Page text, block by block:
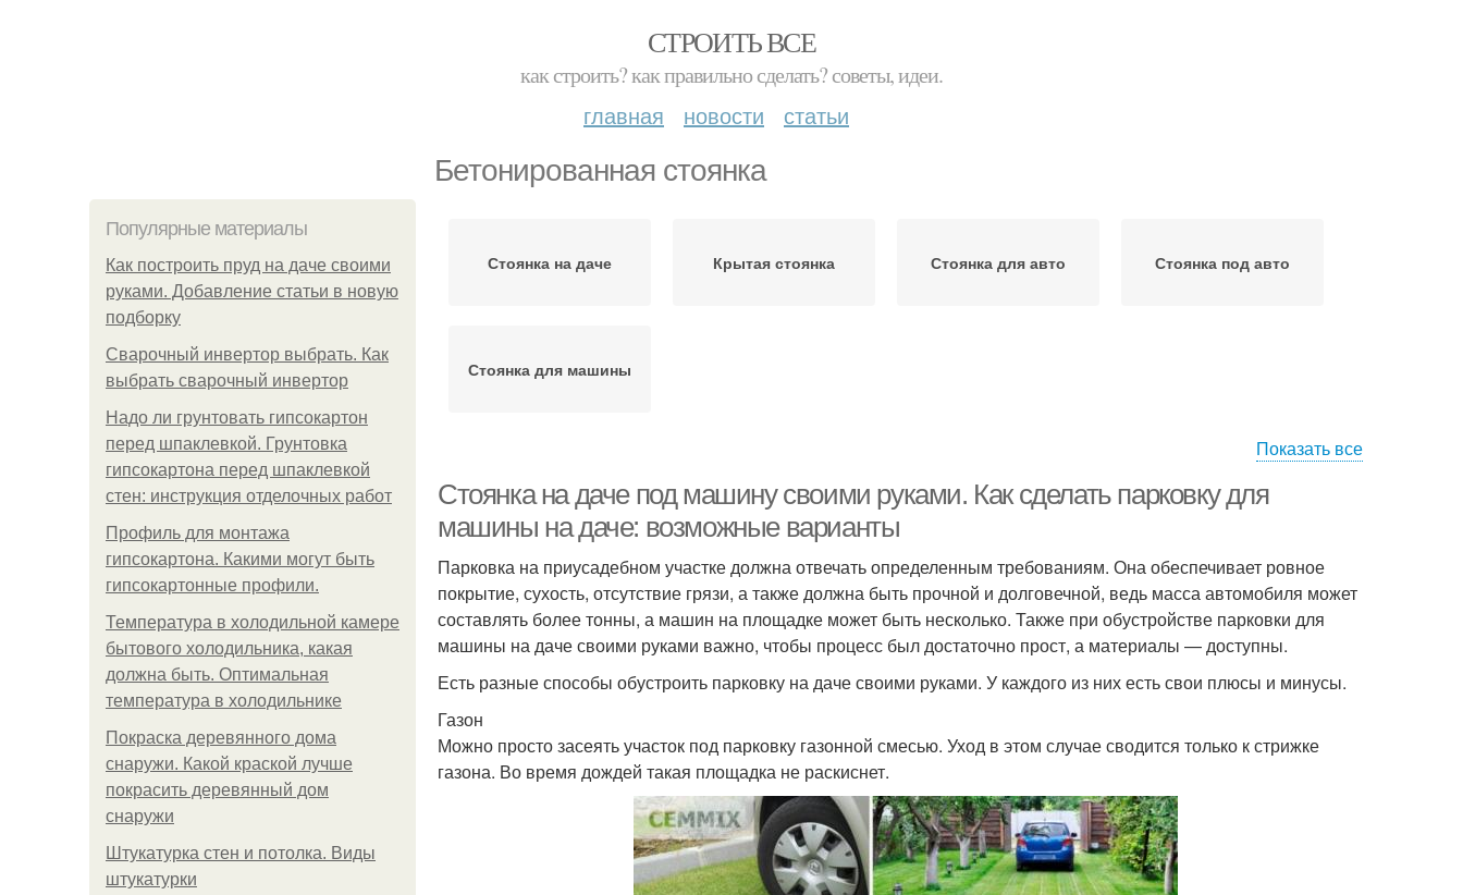
СТРОИТЬ ВСЕ
как строить? как правильно сделать? советы, идеи.
главная новости статьи
Бетонированная стоянка
Популярные материалы
Как построить пруд на даче своими
руками. Добавление статьи в новую
подборку
Сварочный инвертор выбрать. Как
выбрать сварочный инвертор
Надо ли грунтовать гипсокартон
перед шпаклевкой. Грунтовка
гипсокартона перед шпаклевкой
стен: инструкция отделочных работ
Профиль для монтажа
гипсокартона. Какими могут быть
гипсокартонные профили.
Температура в холодильной камере
бытового холодильника, какая
должна быть. Оптимальная
температура в холодильнике
Покраска деревянного дома
снаружи. Какой краской лучше
покрасить деревянный дом
снаружи
Штукатурка стен и потолка. Виды
штукатурки
Стоянка на даче Крытая стоянка Стоянка для авто Стоянка под авто
Стоянка для машины
Показать все
Стоянка на даче под машину своими руками. Как сделать парковку для
машины на даче: возможные варианты
Парковка на приусадебном участке должна отвечать определенным требованиям. Она обеспечивает ровное
покрытие, сухость, отсутствие грязи, а также должна быть прочной и долговечной, ведь масса автомобиля может
составлять более тонны, а машин на площадке может быть несколько. Также при обустройстве парковки для
машины на даче своими руками важно, чтобы процесс был достаточно прост, а материалы — доступны.
Есть разные способы обустроить парковку на даче своими руками. У каждого из них есть свои плюсы и минусы.
Газон
Можно просто засеять участок под парковку газонной смесью. Уход в этом случае сводится только к стрижке
газона. Во время дождей такая площадка не раскиснет.